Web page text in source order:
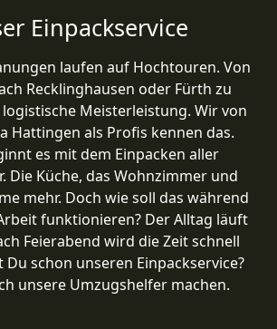
Einpackservice
laufen auf Hochtouren. Von
Recklinghausen oder Fürth zu
Meisterleistung. Wir von
Hattingen als Profis kennen das.
es mit dem Einpacken aller
Die Küche, das Wohnzimmer und
mehr. Doch wie soll das während
funktionieren? Der Alltag läuft
Feierabend wird die Zeit schnell
Du schon unseren Einpackservice?
unsere Umzugshelfer machen.